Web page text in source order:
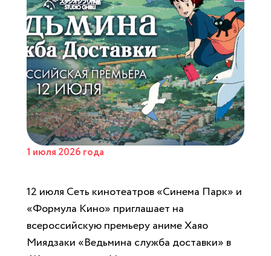
1 июля 2026 года
12 июля Сеть кинотеатров «Синема Парк» и
«Формула Кино» приглашает на
всероссийскую премьеру аниме Хаяо
Миядзаки «Ведьмина служба доставки» в